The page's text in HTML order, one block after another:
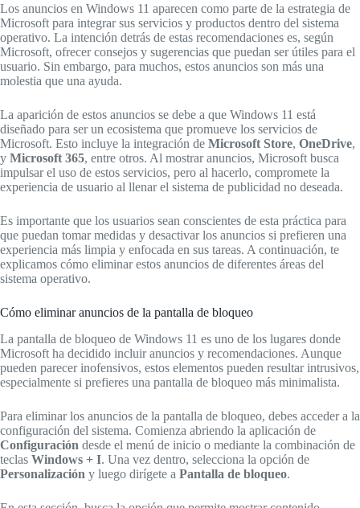
Los anuncios en Windows 11 aparecen como parte de la estrategia de
Microsoft para integrar sus servicios y productos dentro del sistema
operativo. La intención detrás de estas recomendaciones es, según
Microsoft, ofrecer consejos y sugerencias que puedan ser útiles para el
usuario. Sin embargo, para muchos, estos anuncios son más una
molestia que una ayuda.
La aparición de estos anuncios se debe a que Windows 11 está
diseñado para ser un ecosistema que promueve los servicios de
Microsoft. Esto incluye la integración de Microsoft Store, OneDrive,
y Microsoft 365, entre otros. Al mostrar anuncios, Microsoft busca
impulsar el uso de estos servicios, pero al hacerlo, compromete la
experiencia de usuario al llenar el sistema de publicidad no deseada.
Es importante que los usuarios sean conscientes de esta práctica para
que puedan tomar medidas y desactivar los anuncios si prefieren una
experiencia más limpia y enfocada en sus tareas. A continuación, te
explicamos cómo eliminar estos anuncios de diferentes áreas del
sistema operativo.
Cómo eliminar anuncios de la pantalla de bloqueo
La pantalla de bloqueo de Windows 11 es uno de los lugares donde
Microsoft ha decidido incluir anuncios y recomendaciones. Aunque
pueden parecer inofensivos, estos elementos pueden resultar intrusivos,
especialmente si prefieres una pantalla de bloqueo más minimalista.
Para eliminar los anuncios de la pantalla de bloqueo, debes acceder a la
configuración del sistema. Comienza abriendo la aplicación de
Configuración desde el menú de inicio o mediante la combinación de
teclas Windows + I. Una vez dentro, selecciona la opción de
Personalización y luego dirígete a Pantalla de bloqueo.